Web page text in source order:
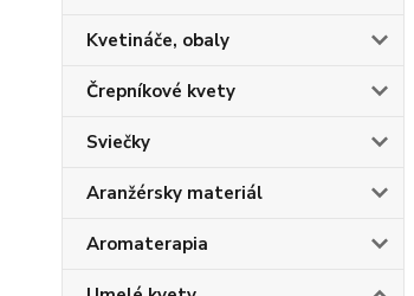
Kvetináče, obaly
Črepníkové kvety
Sviečky
Aranžérsky materiál
Aromaterapia